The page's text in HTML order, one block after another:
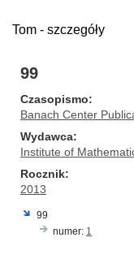
Tom - szczegóły
99
Czasopismo
Banach Center
Wydawca
Institute of
Rocznik
2013
99
numer: 1